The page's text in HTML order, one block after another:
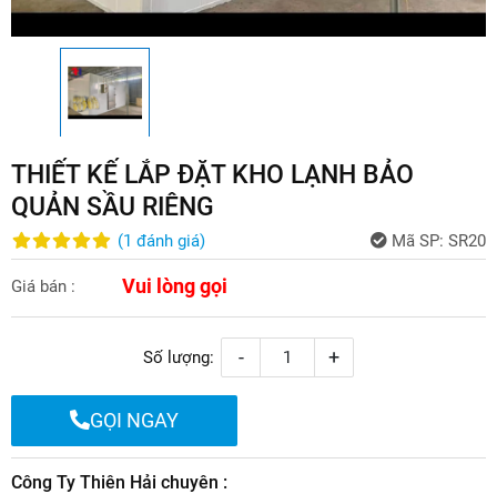
THIẾT KẾ LẮP ĐẶT KHO LẠNH BẢO
QUẢN SẦU RIÊNG
(1 đánh giá) Mã SP: SR20
Giá bán : Vui lòng gọi
Số lượng: - +
GỌI NGAY
Công Ty Thiên Hải chuyên :